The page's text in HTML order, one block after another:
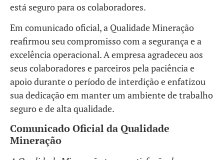
está seguro para os colaboradores.
Em comunicado oficial, a Qualidade Mineração
reafirmou seu compromisso com a segurança e a
excelência operacional. A empresa agradeceu aos
seus colaboradores e parceiros pela paciência e
apoio durante o período de interdição e enfatizou
sua dedicação em manter um ambiente de trabalho
seguro e de alta qualidade.
Comunicado Oficial da Qualidade
Mineração